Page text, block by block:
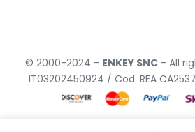
© 2000-2024 - ENKEYSNC- All
IT03202450924 / Cod. REA